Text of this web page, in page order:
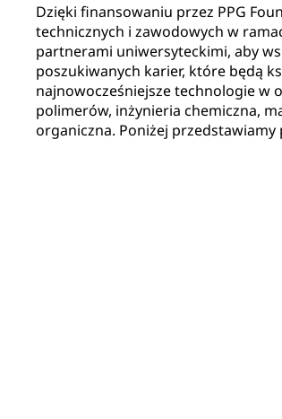
Dzięki finansowaniu przez PPG
technicznych i zawodowych w
partnerami uniwersyteckimi, aby
poszukiwanych karier, które będą
najnowocześniejsze technologie w
polimerów, inżynieria chemiczna,
organiczna. Poniżej przedstawiamy